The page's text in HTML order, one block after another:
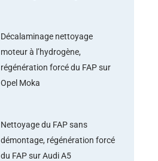
Décalaminage nettoyage
moteur à l’hydrogène,
régénération forcé du FAP sur
Opel Moka
Nettoyage du FAP sans
démontage, régénération forcé
du FAP sur Audi A5